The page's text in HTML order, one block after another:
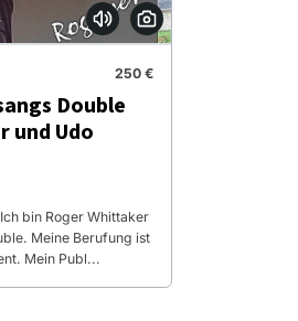
250 €
Double
und Udo
bin Roger Whittaker
Meine Berufung ist
Mein Publ...